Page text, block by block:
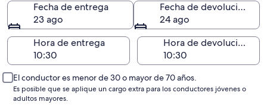
Fecha de entrega
23 ago
Fecha de devolución
24 ago
Hora de entrega
Hora de devolución
El conductor es menor de 30 o mayor de 70 años.
Es posible que se aplique un cargo extra para los conductores jóvenes o
adultos mayores.